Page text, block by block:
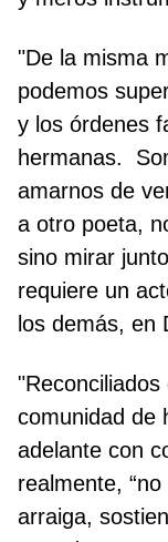
"De la misma
podemos
y los órdenes
hermanas.
amarnos de
a otro poeta,
sino mirar
requiere un
los demás, en
comunidad de
adelante con
realmente,
arraiga,